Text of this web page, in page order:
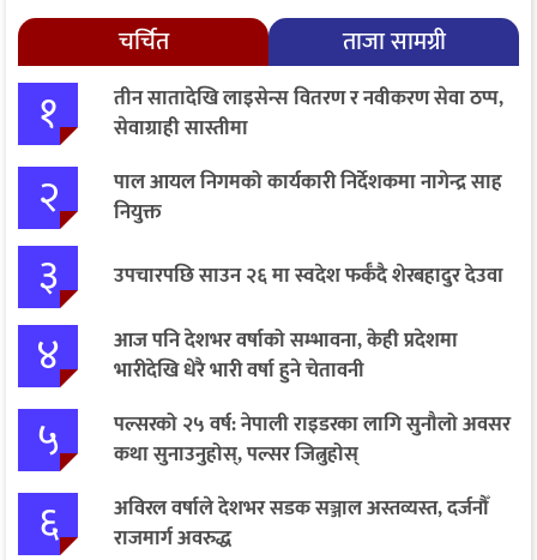
चर्चित ताजा सामग्री
१
तीन सातादेखि लाइसेन्स वितरण र नवीकरण सेवा ठप्प,
सेवाग्राही सास्तीमा
२
पाल आयल निगमको कार्यकारी निर्देशकमा नागेन्द्र साह
नियुक्त
३ उपचारपछि साउन २६ मा स्वदेश फर्कँदै शेरबहादुर देउवा
४
आज पनि देशभर वर्षाको सम्भावना, केही प्रदेशमा
भारीदेखि धेरै भारी वर्षा हुने चेतावनी
५
पल्सरको २५ वर्ष: नेपाली राइडरका लागि सुनौलो अवसर
कथा सुनाउनुहोस्, पल्सर जित्नुहोस्
६
अविरल वर्षाले देशभर सडक सञ्जाल अस्तव्यस्त, दर्जनौँ
राजमार्ग अवरुद्ध